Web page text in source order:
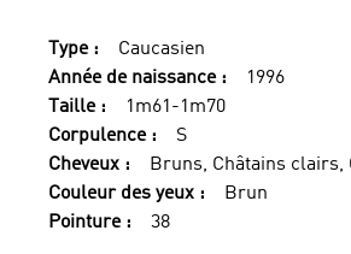
Type :
Caucasien
Année de naissance :
1996
Taille :
1m61-1m70
Corpulence :
S
Cheveux :
Bruns, Châtains clairs,
Couleur des yeux :
Brun
Pointure :
38